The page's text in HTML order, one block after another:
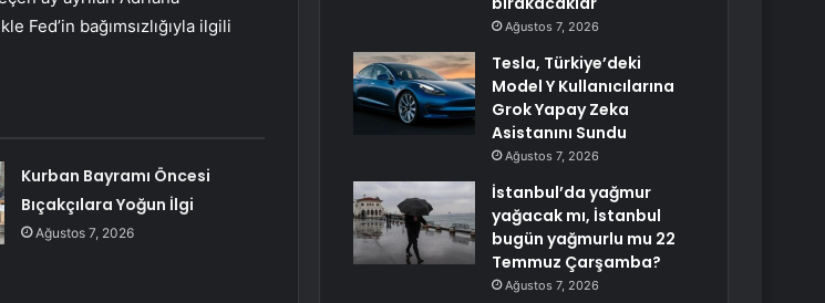
Fed’in bağımsızlığıyla ilgili
Kurban Bayramı Öncesi
Bıçakçılara Yoğun İlgi
Ağustos 7, 2026
Ağustos 7, 2026
Tesla, Türkiye’deki
Model Y Kullanıcılarına
Grok Yapay Zeka
Asistanını Sundu
Ağustos 7, 2026
İstanbul’da yağmur
yağacak mı, İstanbul
bugün yağmurlu mu 22
Temmuz Çarşamba?
Ağustos 7, 2026